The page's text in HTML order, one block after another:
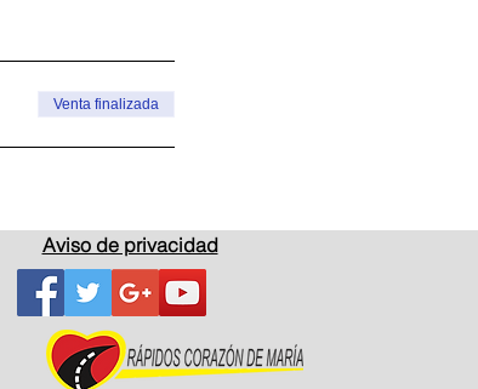
Venta finalizada
Aviso de privacidad